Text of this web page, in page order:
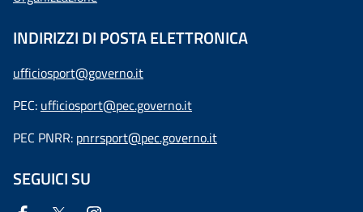
INDIRIZZI DI POSTA ELETTRONICA
ufficiosport@governo.it
PEC: ufficiosport@pec.governo.it
PEC PNRR: pnrrsport@pec.governo.it
SEGUICI SU